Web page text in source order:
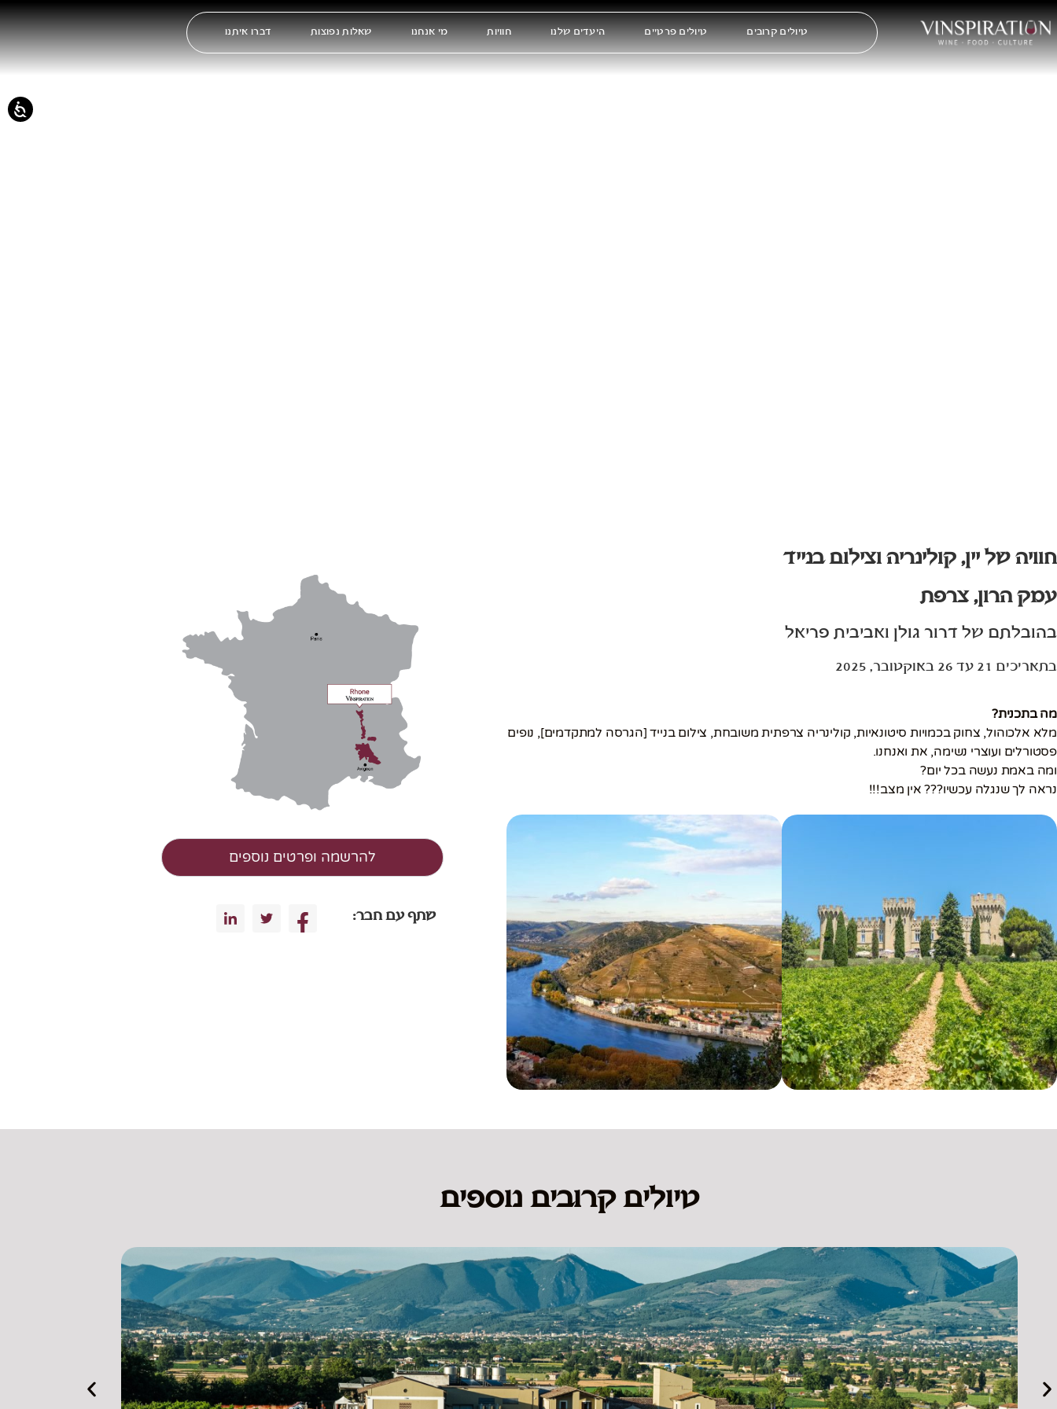
טיולים קרובים טיולים פרטיים היעדים שלנו חוויות מי אנחנו שאלות נפוצות דברו איתנו
חוויה של יין, קולינריה וצילום בנייד
עמק הרון, צרפת
בהובלתם של דרור גולן ואביבית פריאל
בתאריכים 21 עד 26 באוקטובר, 2025
מה בתכנית?
מלא אלכוהול, צחוק בכמויות סיטונאיות, קולינריה צרפתית משובחת, צילום בנייד [הגרסה למתקדמים], נופים
פסטורלים ועוצרי נשימה, את ואנחנו.
ומה באמת נעשה בכל יום?
נראה לך שנגלה עכשיו??? אין מצב!!!
להרשמה ופרטים נוספים
שתף עם חבר:
טיולים קרובים נוספים